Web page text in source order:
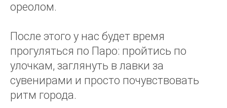
ореолом.
После этого у нас будет время
прогуляться по Паро: пройтись по
улочкам, заглянуть в лавки за
сувенирами и просто почувствовать
ритм города.